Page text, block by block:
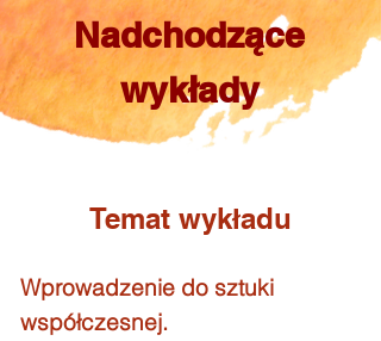
Nadchodzące
wykłady
Temat wykładu
Wprowadzenie do sztuki
współczesnej.